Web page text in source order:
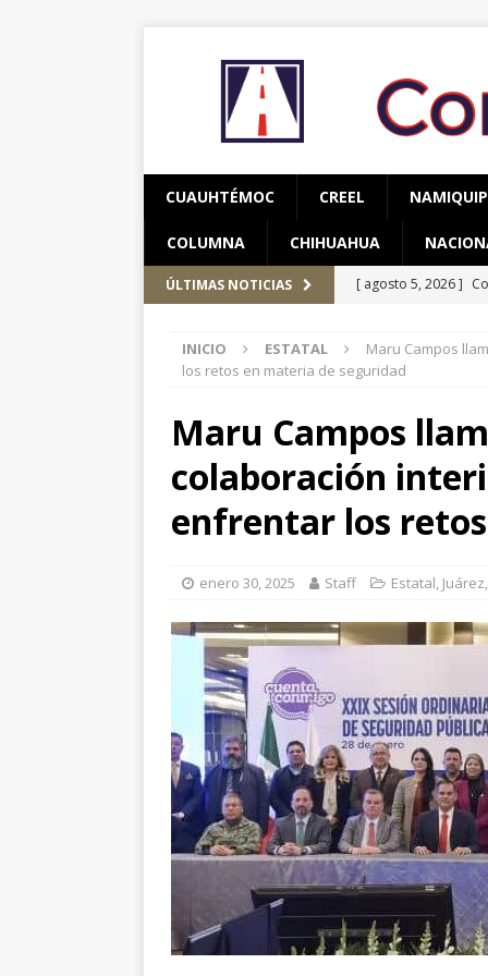
CUAUHTÉMOC CREEL
COLUMNA CHIHUAHUA
ÚLTIMAS NOTICIAS [ agosto 5, 2026 ]
[ agosto 5, 2026 ]
[ agosto 6, 2026 ]
CUAUHTÉMOC
[ agosto 5, 2026 ]
INICIO ESTATAL
Maru Campos
los retos en materia de seguridad
Maru Campos
colaboración
enfrentar los
enero 30, 2025 Staff Estatal, Juárez,